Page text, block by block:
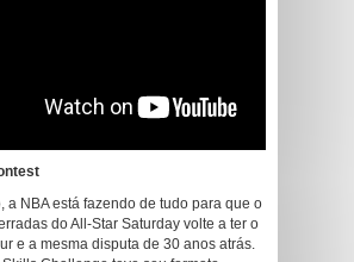
a NBA está fazendo de tudo para que o
do All-Star Saturday volte a ter o
e a mesma disputa de 30 anos atrás.